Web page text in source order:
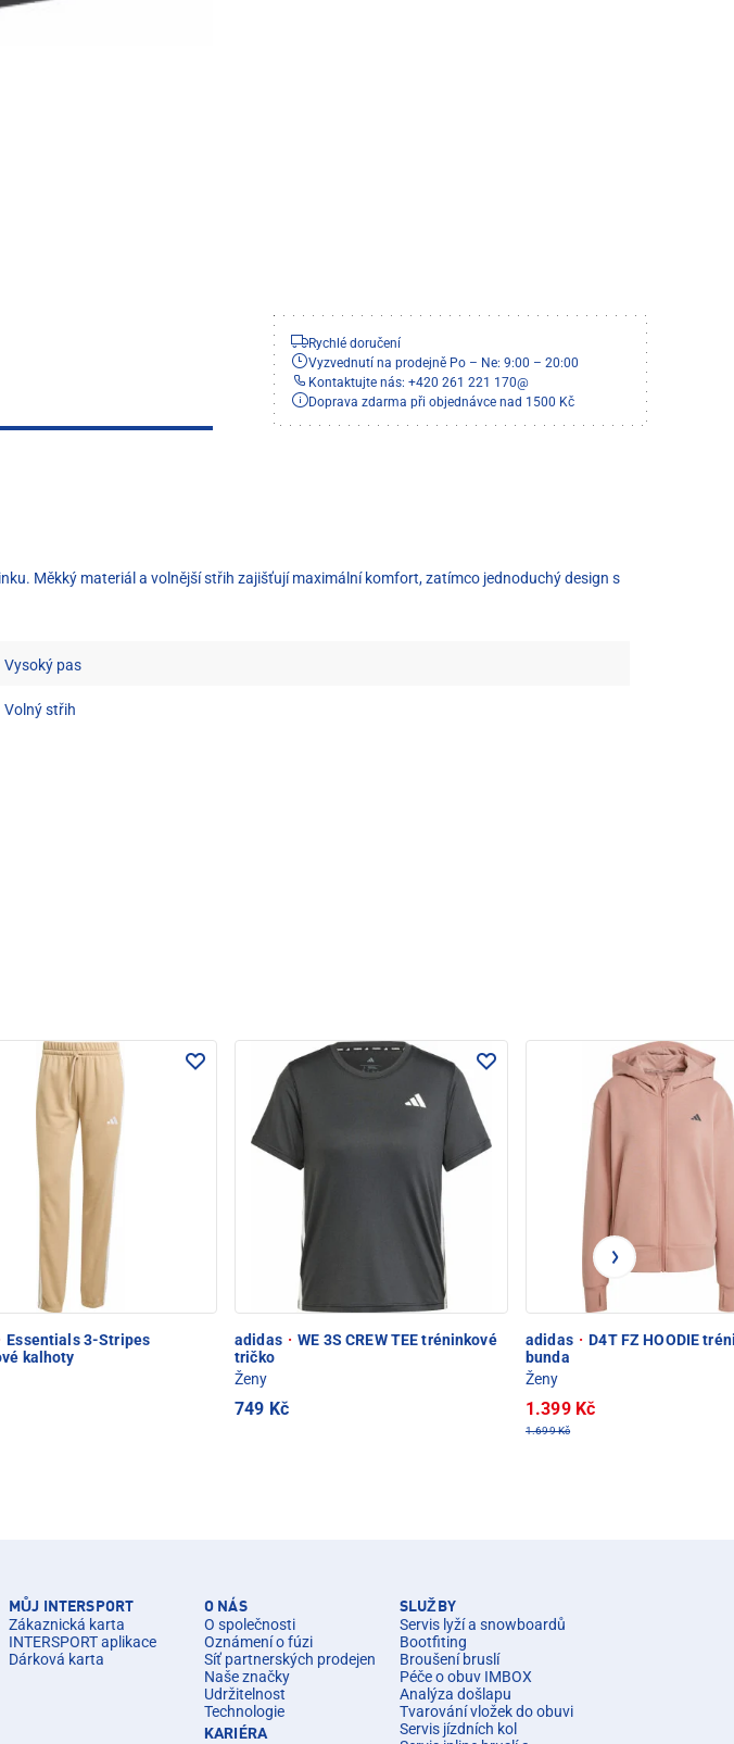
Rychlé doručení
Vyzvednutí na prodejně Po – Ne: 9:00 – 20:00
Kontaktujte nás: +420 261 221 170@
Doprava zdarma při objednávce nad 1500 Kč
Měkký materiál a volnější střih zajišťují maximální komfort, zatímco jednoduchý design s
Vysoký pas
Volný střih
Essentials 3-Stripes
kalhoty
adidas · WE 3S CREW TEE tréninkové
tričko
Ženy
749 Kč
adidas · D4T FZ HOODIE
bunda
Ženy
1.399 Kč
1.699 Kč
MŮJ INTERSPORT
Zákaznická karta
INTERSPORT aplikace
Dárková karta
O NÁS
O společnosti
Oznámení o fúzi
Síť partnerských prodejen
Naše značky
Udržitelnost
Technologie
KARIÉRA
SLUŽBY
Servis lyží a snowboardů
Bootfiting
Broušení bruslí
Péče o obuv IMBOX
Analýza došlapu
Tvarování vložek do obuvi
Servis jízdních kol